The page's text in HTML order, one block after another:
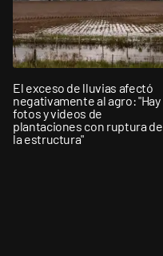
El exceso de lluvias afectó
negativamente al agro: "Hay
fotos y videos de
plantaciones con ruptura de
la estructura"